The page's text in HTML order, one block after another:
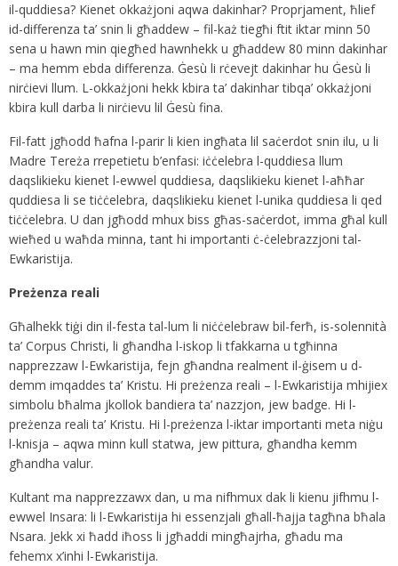
il-quddiesa? Kienet okkażjoni aqwa dakinhar? Proprjament, ħlief
id-differenza ta’ snin li għaddew – fil-każ tiegħi ftit iktar minn 50
sena u hawn min qiegħed hawnhekk u għaddew 80 minn dakinhar
– ma hemm ebda differenza. Ġesù li rċevejt dakinhar hu Ġesù li
nirċievi llum. L-okkażjoni hekk kbira ta’ dakinhar tibqa’ okkażjoni
kbira kull darba li nirċievu lil Ġesù fina.
Fil-fatt jgħodd ħafna l-parir li kien ingħata lil saċerdot snin ilu, u li
Madre Tereża rrepetietu b’enfasi: iċċelebra l-quddiesa llum
daqslikieku kienet l-ewwel quddiesa, daqslikieku kienet l-aħħar
quddiesa li se tiċċelebra, daqslikieku kienet l-unika quddiesa li qed
tiċċelebra. U dan jgħodd mhux biss għas-saċerdot, imma għal kull
wieħed u waħda minna, tant hi importanti ċ-ċelebrazzjoni tal-
Ewkaristija.
Preżenza reali
Għalhekk tiġi din il-festa tal-lum li niċċelebraw bil-ferħ, is-solennità
ta’ Corpus Christi, li għandha l-iskop li tfakkarna u tgħinna
napprezzaw l-Ewkaristija, fejn għandna realment il-ġisem u d-
demm imqaddes ta’ Kristu. Hi preżenza reali – l-Ewkaristija mhijiex
simbolu bħalma jkollok bandiera ta’ nazzjon, jew badge. Hi l-
preżenza reali ta’ Kristu. Hi l-preżenza l-iktar importanti meta niġu
l-knisja – aqwa minn kull statwa, jew pittura, għandha kemm
għandha valur.
Kultant ma napprezzawx dan, u ma nifhmux dak li kienu jifhmu l-
ewwel Insara: li l-Ewkaristija hi essenzjali għall-ħajja tagħna bħala
Nsara. Jekk xi ħadd iħoss li jgħaddi mingħajrha, għadu ma
fehemx x’inhi l-Ewkaristija.